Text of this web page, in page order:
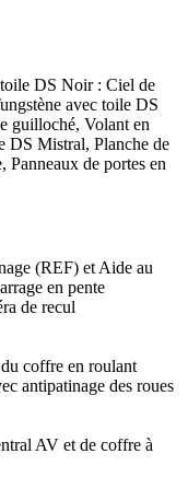
DS Noir : Ciel de
avec toile DS
guilloché, Volant en
DS Mistral, Planche de
de portes en
(REF) et Aide au
en pente
de recul
coffre en roulant
antipatinage des roues
AV et de coffre à